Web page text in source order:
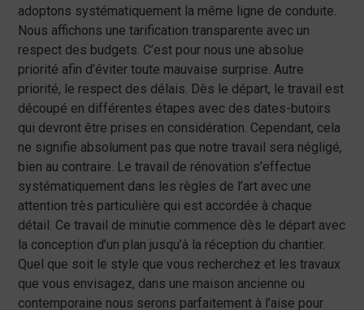
adoptons systématiquement la même ligne de conduite.
Nous affichons une tarification transparente avec un
respect des budgets. C’est pour nous une absolue
priorité afin d’éviter toute mauvaise surprise. Autre
priorité, le respect des délais. Dès le départ, le travail est
découpé en différentes étapes avec des dates-butoirs
qui devront être prises en considération. Cependant, cela
ne signifie absolument pas que notre travail sera négligé,
bien au contraire. Le travail de rénovation s’effectue
systématiquement dans les règles de l’art avec une
attention très particulière qui est accordée à chaque
détail. Ce travail de minutie commence dès le départ avec
la conception d’un plan jusqu’à la réception du chantier.
Quel que soit le style que vous recherchez et les travaux
que vous envisagez, dans une maison ancienne ou
contemporaine nous serons parfaitement à l’aise pour